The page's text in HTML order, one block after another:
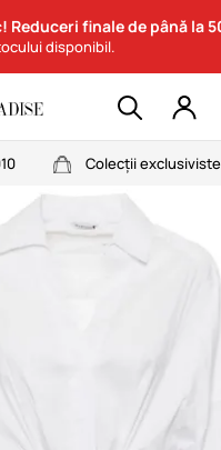
Reduceri finale de până la
disponibil.
Colecții